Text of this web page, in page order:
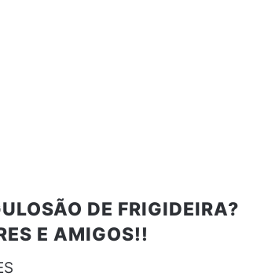
DE FRIGIDEIRA?
E AMIGOS!!